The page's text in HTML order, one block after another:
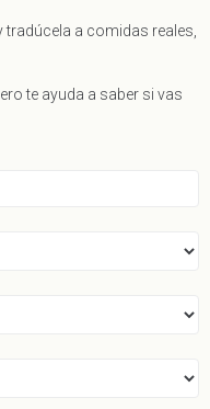
tradúcela a comidas reales,
te ayuda a saber si vas